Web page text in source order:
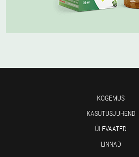
KOGEMUS
KASUTUSJUHEND
ÜLEVAATED
LINNAD